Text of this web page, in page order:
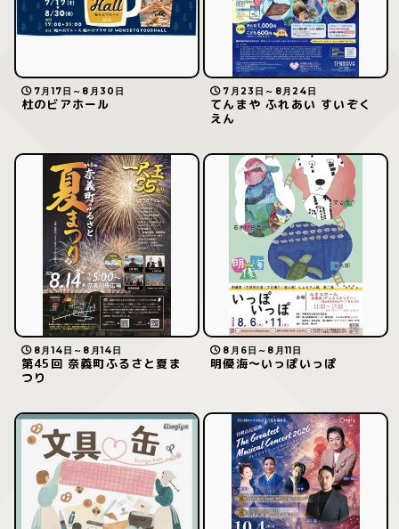
7月17日～8月30日
杜のビアホール
7月23日～8月24日
てんまや ふれあい すいぞく
えん
8月14日～8月14日
第45回 奈義町ふるさと夏ま
つり
8月6日～8月11日
明優海〜いっぽいっぽ